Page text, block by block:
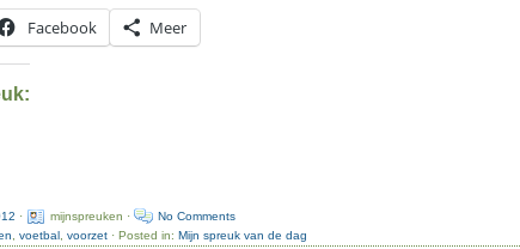
Facebook Meer
· mijnspreuken ·
No Comments
,voetbal ,voorzet · Posted in:Mijn spreuk van de dag